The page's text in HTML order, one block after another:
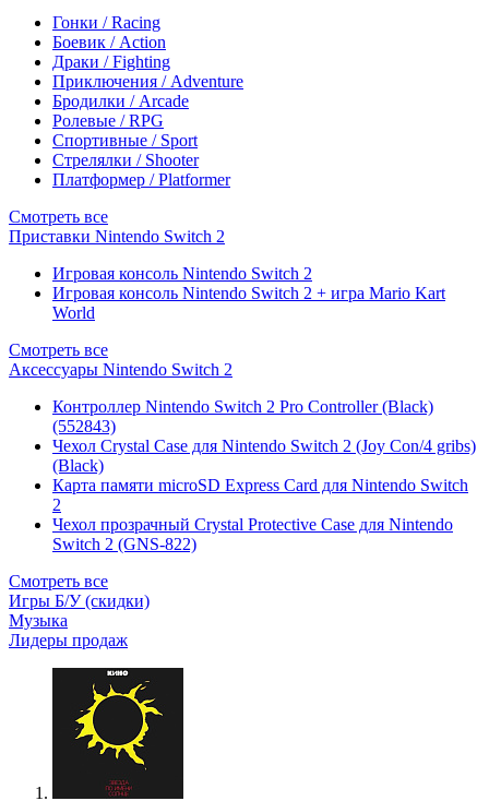
Гонки / Racing
Боевик / Action
Драки / Fighting
Приключения / Adventure
Бродилки / Arcade
Ролевые / RPG
Спортивные / Sport
Стрелялки / Shooter
Платформер / Platformer
Смотреть все
Приставки Nintendo Switch 2
Игровая консоль Nintendo Switch 2
Игровая консоль Nintendo Switch 2 + игра Mario Kart
World
Смотреть все
Аксессуары Nintendo Switch 2
Контроллер Nintendo Switch 2 Pro Controller (Black)
(552843)
Чехол Сrystal Сase для Nintendo Switch 2 (Joy Con/4 gribs)
(Black)
Карта памяти microSD Express Card для Nintendo Switch
2
Чехол прозрачный Crystal Protective Case для Nintendo
Switch 2 (GNS-822)
Смотреть все
Игры Б/У (скидки)
Музыка
Лидеры продаж